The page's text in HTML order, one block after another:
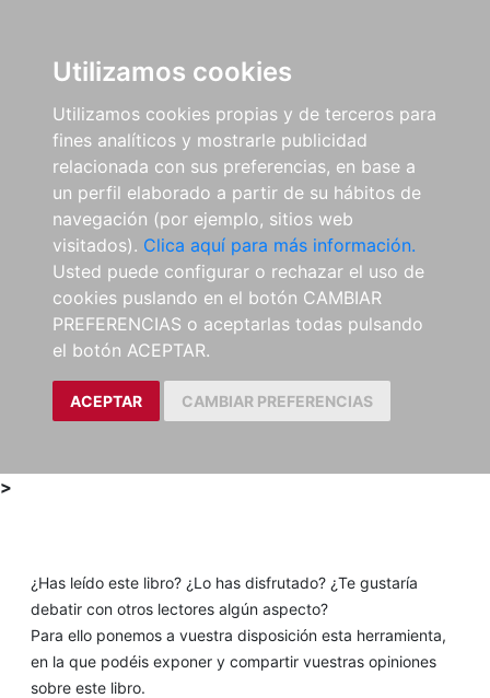
Utilizamos cookies
Utilizamos cookies propias y de terceros para
fines analíticos y mostrarle publicidad
relacionada con sus preferencias, en base a
un perfil elaborado a partir de su hábitos de
navegación (por ejemplo, sitios web
visitados). Clica aquí para más información.
Usted puede configurar o rechazar el uso de
cookies puslando en el botón CAMBIAR
PREFERENCIAS o aceptarlas todas pulsando
el botón ACEPTAR.
ACEPTAR CAMBIAR PREFERENCIAS
>
¿Has leído este libro? ¿Lo has disfrutado? ¿Te gustaría
debatir con otros lectores algún aspecto?
Para ello ponemos a vuestra disposición esta herramienta,
en la que podéis exponer y compartir vuestras opiniones
sobre este libro.